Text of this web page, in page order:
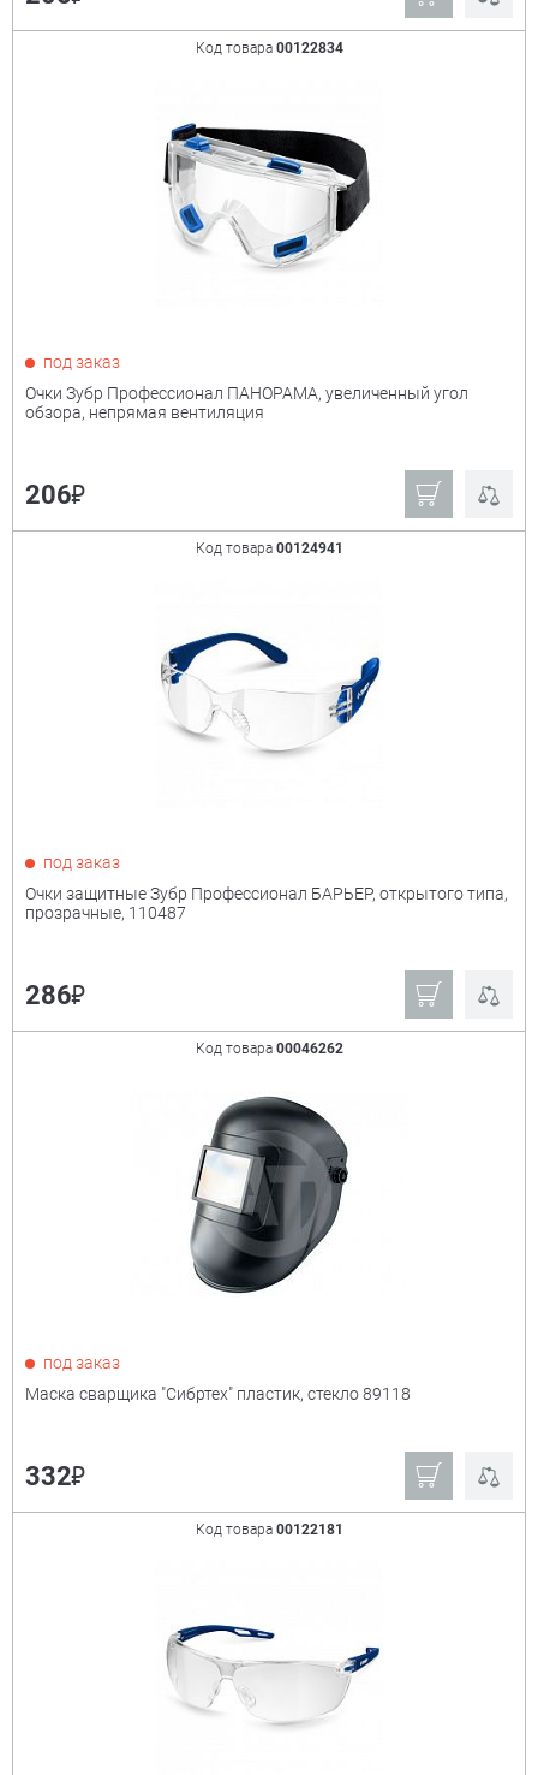
Код товара 00122834
под заказ
Очки Зубр Профессионал ПАНОРАМА, увеличенный угол
обзора, непрямая вентиляция
206₽
Код товара 00124941
под заказ
Очки защитные Зубр Профессионал БАРЬЕР, открытого типа,
прозрачные, 110487
286₽
Код товара 00046262
под заказ
Маска сварщика "Сибртех" пластик, стекло 89118
332₽
Код товара 00122181